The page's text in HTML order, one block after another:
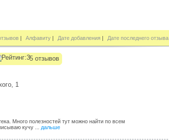
| Алфавиту | Дате добавления | Дате последнего отзыва
5 отзывов
1
Много полезностей тут можно найти по всем
кучу ... дальше